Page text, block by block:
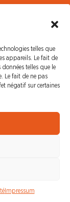
telles que
appareils. Le fait de
telles que le
Le fait de ne pas
négatif sur certaines
Impressum
des